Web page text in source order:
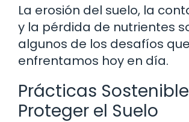
La erosión del suelo, la
y la pérdida de nutrientes
algunos de los desafíos que
enfrentamos hoy en día.
Prácticas
Proteger el Suelo